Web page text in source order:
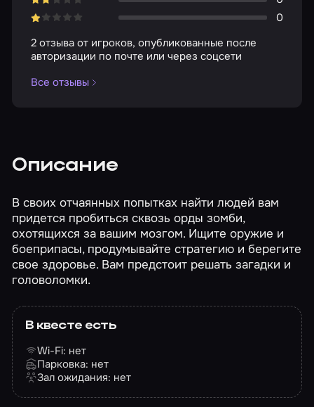
0
2 отзыва от игроков, опубликованные после
авторизации по почте или через соцсети
Все отзывы
Описание
В своих отчаянных попытках найти людей вам
придется пробиться сквозь орды зомби,
охотящихся за вашим мозгом. Ищите оружие и
боеприпасы, продумывайте стратегию и берегите
свое здоровье. Вам предстоит решать загадки и
головоломки.
В квесте есть
Wi-Fi: нет
Парковка: нет
Зал ожидания: нет